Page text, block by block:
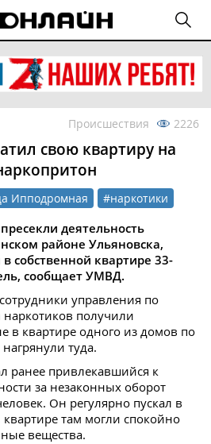
Происшествия 2226
свою квартиру на
Ипподромная #наркотики
деятельность
районе Ульяновска,
собственной квартире 33-
сообщает УМВД.
управления по
получили
в квартире одного из домов по
туда.
ранее привлекавшийся к
за незаконных оборот
Он регулярно пускал в
там могли спокойно
вещества.